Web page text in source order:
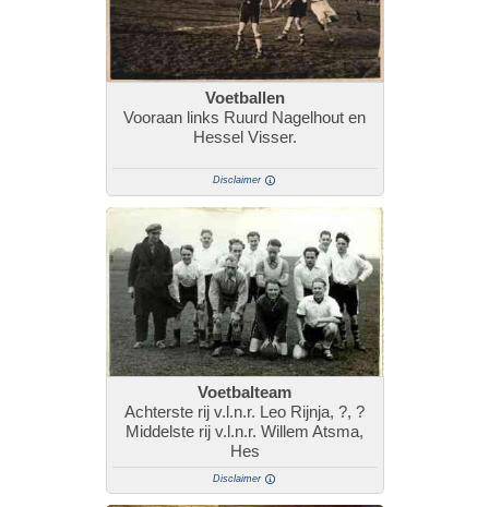
Voetballen
Vooraan links Ruurd Nagelhout en
Hessel Visser.
Disclaimer
Voetbalteam
Achterste rij v.l.n.r. Leo Rijnja, ?, ?
Middelste rij v.l.n.r. Willem Atsma,
Hes
Disclaimer